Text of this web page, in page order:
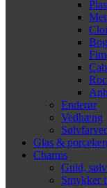
Enderør
Vedhæng
Glas & porcelæn
Charms
Guld,
Smykker